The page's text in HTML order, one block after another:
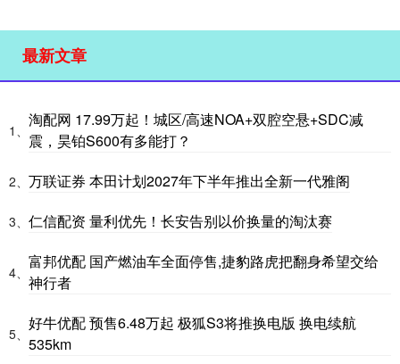
最新文章
1、
淘配网 17.99万起！城区/高速NOA+双腔空悬+SDC减
震，昊铂S600有多能打？
2、 万联证券 本田计划2027年下半年推出全新一代雅阁
3、 仁信配资 量利优先！长安告别以价换量的淘汰赛
4、
富邦优配 国产燃油车全面停售,捷豹路虎把翻身希望交给
神行者
5、
好牛优配 预售6.48万起 极狐S3将推换电版 换电续航
535km